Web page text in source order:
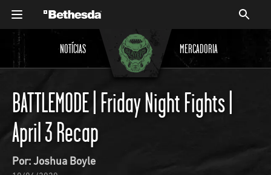
NOTÍCIAS MERCADORIA
BATTLEMODE | Friday Night Fights |
April 3 Recap
Por: Joshua Boyle